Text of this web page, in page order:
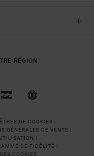
RÉGION
DE COOKIES |
GÉNÉRALES DE VENTE |
|
DE FIDÉLITÉ |
COOKIES